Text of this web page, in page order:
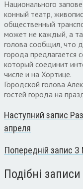
Национального
конный театр,
общественный
может не каждый, а
голова сообщил, что
города предлагается
который соединит
числе и на Хортице.
Городской голова
гостей города на
Наступний запис
апреля
Попередній запис З
Подібні записи